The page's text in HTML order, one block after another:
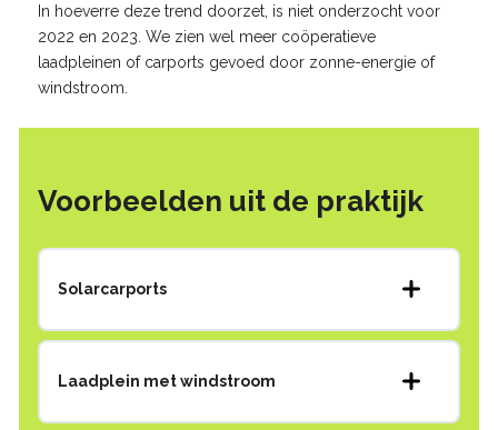
In hoeverre deze trend doorzet, is niet onderzocht voor
2022 en 2023. We zien wel meer coöperatieve
laadpleinen of carports gevoed door zonne-energie of
windstroom.
Voorbeelden uit de praktijk
Solarcarports
Laadplein met windstroom